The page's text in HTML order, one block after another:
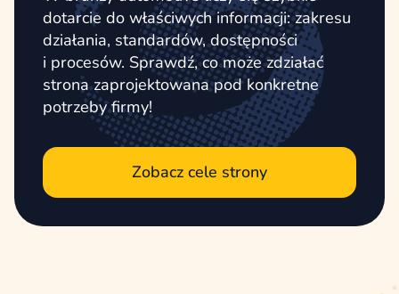
dotarcie do właściwych informacji: zakresu
działania, standardów, dostępności
i procesów. Sprawdź, co może zdziałać
strona zaprojektowana pod konkretne
potrzeby firmy!
Zobacz cele strony